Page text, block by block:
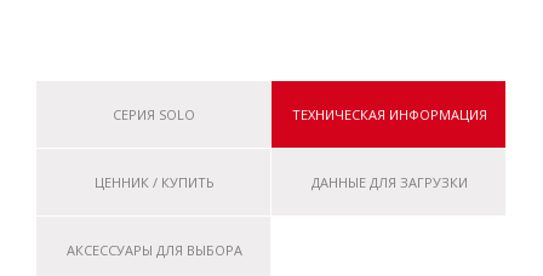
СЕРИЯ SOLO ТЕХНИЧЕСКАЯ ИНФОРМАЦИЯ
ЦЕННИК / КУПИТЬ ДАННЫЕ ДЛЯ ЗАГРУЗКИ
АКСЕССУАРЫ ДЛЯ ВЫБОРА